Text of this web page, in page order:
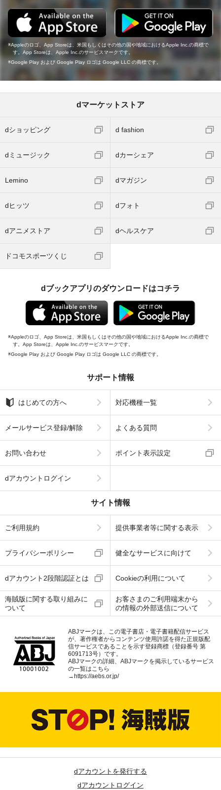
Appleのロゴ、App Storeは、米国もしくはその他の国や地域におけるApple Inc.の商標で
す。App Storeは、Apple Inc.のサービスマークです。
Google Play および Google Play ロゴは Google LLC の商標です。
dマーケットストア
dショッピング d fashion
dミュージック dカーシェア
Lemino dマガジン
dヒッツ dフォト
dアニメストア dヘルスケア
ドコモスポーツくじ
dブックアプリのダウンロードはコチラ
Appleのロゴ、App Storeは、米国もしくはその他の国や地域におけるApple Inc.の商標で
す。App Storeは、Apple Inc.のサービスマークです。
Google Play および Google Play ロゴは Google LLC の商標です。
サポート情報
はじめての方へ 対応機種一覧
メールサービス登録/解除 よくある質問
お問い合わせ ポイント表示設定
dアカウントログイン
サイト情報
ご利用規約 提供事業者等に関する表示
プライバシーポリシー 健全なサービスに向けて
dアカウント2段階認証とは Cookieの利用について
海賊版に関する取り組みに
ついて
お客さまのご利用端末から
の情報の外部送信について
ABJマークは、この電子書店・電子書籍配信サービス
が、著作権者からコンテンツ使用許諾を得た正規版配
信サービスであることを示す登録商標（登録番号 第
6091713号）です。
ABJマークの詳細、ABJマークを掲示しているサービス
の一覧はこちら
→https://aebs.or.jp/
dアカウントを発行する
dアカウントログイン